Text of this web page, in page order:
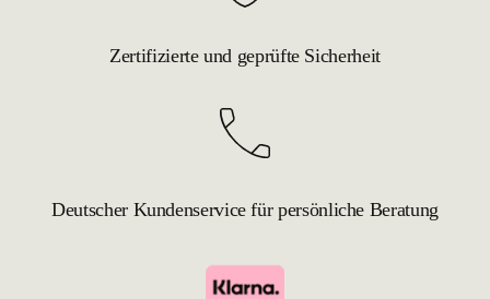
Zertifizierte und geprüfte Sicherheit
Deutscher Kundenservice für persönliche Beratung